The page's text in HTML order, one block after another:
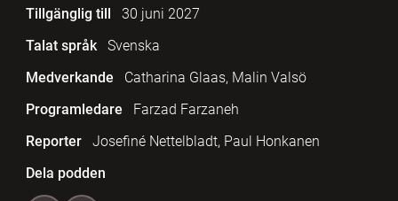
Tillgänglig till
30 juni 2027
Talat språk
Svenska
Medverkande
Catharina Glaas, Malin Valsö
Programledare
Farzad Farzaneh
Reporter
Josefiné Nettelbladt, Paul Honkanen
Dela podden